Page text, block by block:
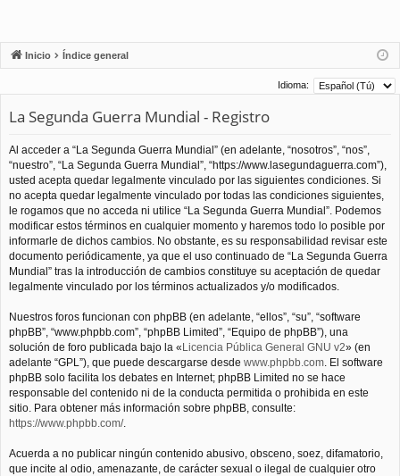
Inicio Índice general
Idioma:
La Segunda Guerra Mundial - Registro
Al acceder a “La Segunda Guerra Mundial” (en adelante, “nosotros”, “nos”,
“nuestro”, “La Segunda Guerra Mundial”, “https://www.lasegundaguerra.com”),
usted acepta quedar legalmente vinculado por las siguientes condiciones. Si
no acepta quedar legalmente vinculado por todas las condiciones siguientes,
le rogamos que no acceda ni utilice “La Segunda Guerra Mundial”. Podemos
modificar estos términos en cualquier momento y haremos todo lo posible por
informarle de dichos cambios. No obstante, es su responsabilidad revisar este
documento periódicamente, ya que el uso continuado de “La Segunda Guerra
Mundial” tras la introducción de cambios constituye su aceptación de quedar
legalmente vinculado por los términos actualizados y/o modificados.
Nuestros foros funcionan con phpBB (en adelante, “ellos”, “su”, “software
phpBB”, “www.phpbb.com”, “phpBB Limited”, “Equipo de phpBB”), una
solución de foro publicada bajo la «Licencia Pública General GNU v2» (en
adelante “GPL”), que puede descargarse desde www.phpbb.com. El software
phpBB solo facilita los debates en Internet; phpBB Limited no se hace
responsable del contenido ni de la conducta permitida o prohibida en este
sitio. Para obtener más información sobre phpBB, consulte:
https://www.phpbb.com/.
Acuerda a no publicar ningún contenido abusivo, obsceno, soez, difamatorio,
que incite al odio, amenazante, de carácter sexual o ilegal de cualquier otro